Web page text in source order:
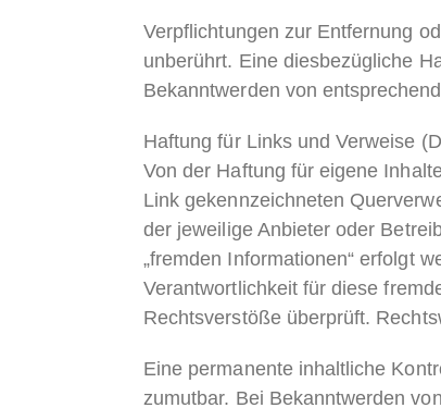
Verpflichtungen zur Entfernung
unberührt. Eine diesbezügliche
Bekanntwerden von
Haftung für Linksund Verweise
Von der Haftung für eigene
Link gekennzeichneten
der jeweilige Anbieter oder
„fremden Informationen“ erfolgt
Verantwortlichkeit für diese
Rechtsverstöße überprüft.
Eine permanente inhaltliche
zumutbar. Bei Bekanntwerden